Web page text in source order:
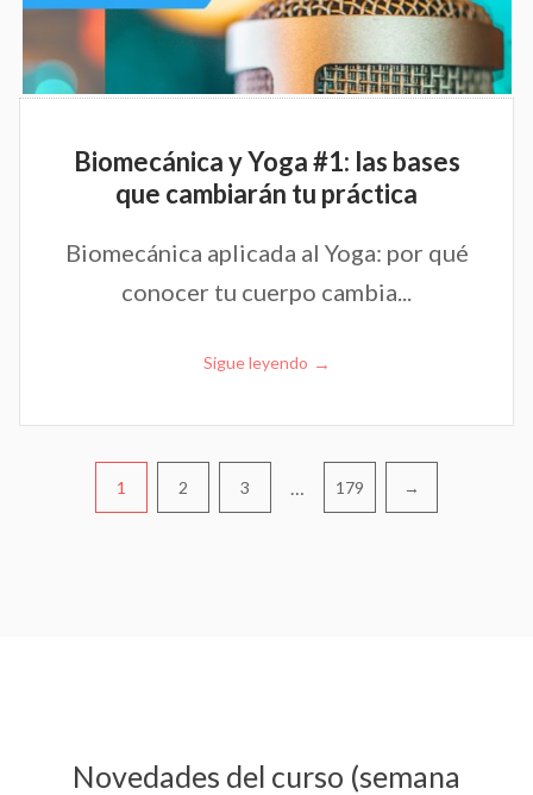
Biomecánica y Yoga #1: las bases
que cambiarán tu práctica
Biomecánica aplicada al Yoga: por qué
conocer tu cuerpo cambia...
Sigue leyendo →
Navegación
1 2 3 179 →
Novedades del curso (semana